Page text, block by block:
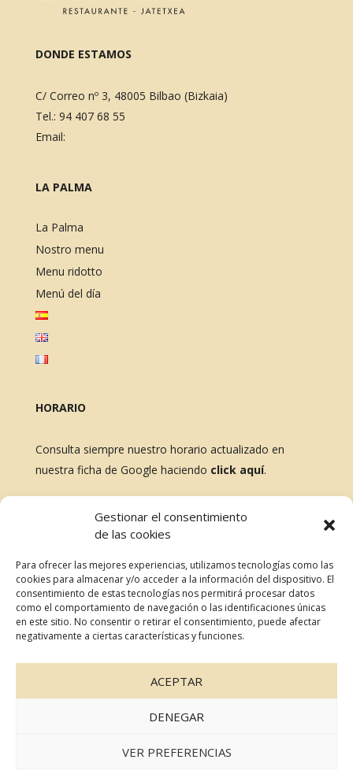
Gestionar el consentimiento
de las cookies
Para ofrecer las mejores experiencias, utilizamos tecnologías como las
cookies para almacenar y/o acceder a la información del dispositivo. El
consentimiento de estas tecnologías nos permitirá procesar datos
como el comportamiento de navegación o las identificaciones únicas
en este sitio. No consentir o retirar el consentimiento, puede afectar
negativamente a ciertas características y funciones.
ACEPTAR
DENEGAR
VER PREFERENCIAS
DONDE ESTAMOS
C/ Correo nº 3, 48005 Bilbao (Bizkaia)
Tel.: 94 407 68 55
Email:
LA PALMA
La Palma
Nostro menu
Menu ridotto
Menú del día
HORARIO
Consulta siempre nuestro horario actualizado en
nuestra ficha de Google haciendo click aquí.
RESERVAR MESA
© 2023 La Palma Bilbao. Todos
Política de privacidad
Aviso legal